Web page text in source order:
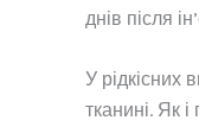
днів після
У рідкісних
тканині. Як